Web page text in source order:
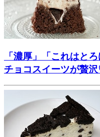
「濃厚」「これはと
チョコスイーツが贅